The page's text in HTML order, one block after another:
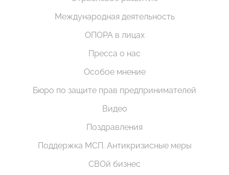
Международная деятельность
ОПОРА в лицах
Пресса о нас
Особое мнение
Бюро по защите прав предпринимателей
Видео
Поздравления
Поддержка МСП. Антикризисные меры
СВОй бизнес